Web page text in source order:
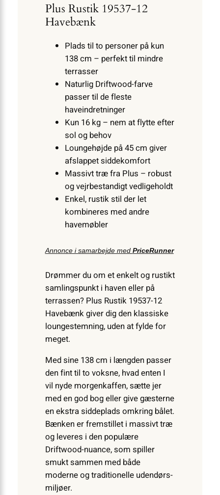
Plus Rustik 19537-12
Havebænk
Plads til to personer på kun
138 cm – perfekt til mindre
terrasser
Naturlig Driftwood-farve
passer til de fleste
haveindretninger
Kun 16 kg – nem at flytte efter
sol og behov
Loungehøjde på 45 cm giver
afslappet siddekomfort
Massivt træ fra Plus – robust
og vejrbestandigt vedligeholdt
Enkel, rustik stil der let
kombineres med andre
havemøbler
Annonce i samarbejde med PriceRunner
Drømmer du om et enkelt og rustikt
samlingspunkt i haven eller på
terrassen? Plus Rustik 19537-12
Havebænk giver dig den klassiske
loungestemning, uden at fylde for
meget.
Med sine 138 cm i længden passer
den fint til to voksne, hvad enten I
vil nyde morgenkaffen, sætte jer
med en god bog eller give gæsterne
en ekstra siddeplads omkring bålet.
Bænken er fremstillet i massivt træ
og leveres i den populære
Driftwood-nuance, som spiller
smukt sammen med både
moderne og traditionelle udendørs­
miljøer.